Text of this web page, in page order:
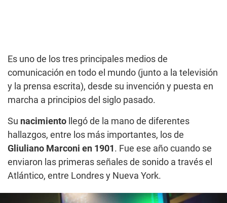
Es uno de los tres principales medios de
comunicación en todo el mundo (junto a la televisión
y la prensa escrita), desde su invención y puesta en
marcha a principios del siglo pasado.
Su nacimiento llegó de la mano de diferentes
hallazgos, entre los más importantes, los de
Gliuliano Marconi en 1901 . Fue ese año cuando se
enviaron las primeras señales de sonido a través el
Atlántico, entre Londres y Nueva York.